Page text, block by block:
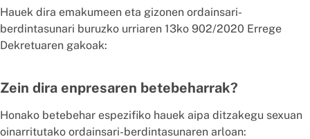
Hauek dira emakumeen eta gizonen ordainsari-
berdintasunari buruzko urriaren 13ko 902/2020 Errege
Dekretuaren gakoak:
Zein dira enpresaren betebeharrak?
Honako betebehar espezifiko hauek aipa ditzakegu sexuan
oinarritutako ordainsari-berdintasunaren arloan: